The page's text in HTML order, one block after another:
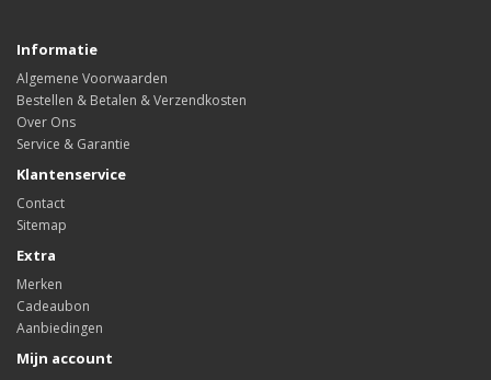
Informatie
Algemene Voorwaarden
Bestellen & Betalen & Verzendkosten
Over Ons
Service & Garantie
Klantenservice
Contact
Sitemap
Extra
Merken
Cadeaubon
Aanbiedingen
Mijn account